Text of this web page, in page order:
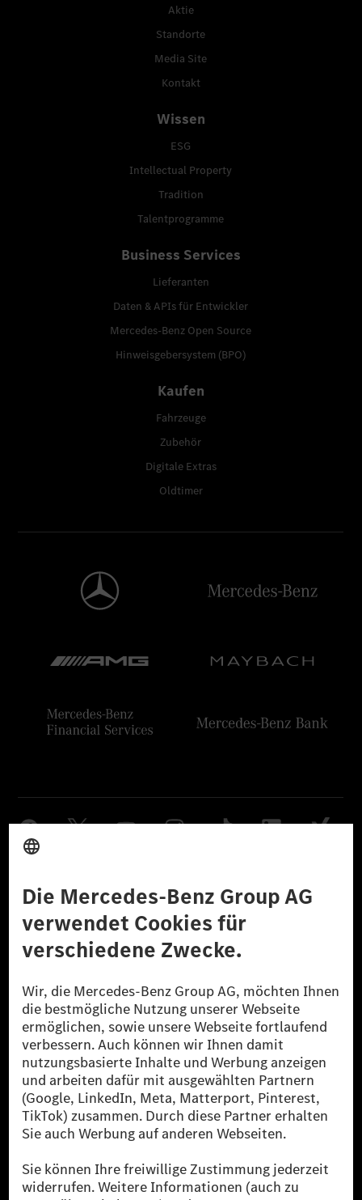
Aktie
Standorte
Media Site
Kontakt
Wissen
ESG
Intellectual Property
Tradition
Talentprogramme
Business Services
Lieferanten
Daten & APIs für Entwickler
Mercedes-Benz Open Source
Hinweisgebersystem (BPO)
Kaufen
Fahrzeuge
Zubehör
Digitale Extras
Oldtimer
Datenschutz Lizenzhinweise Dritter Barrierefreiheit
© 2026 Mercedes-Benz Group AG. Alle Rechte vorbehalten.
[1] Bilanziell CO₂-neutral bedeutet, dass nicht vermiedene oder nicht
reduzierte CO₂-Emissionen bei der Mercedes-Benz Group durch
zertifizierte Ausgleichsprojekte kompensiert werden.
[2] Renewable Charging ist ein integraler Bestandteil von MB.CHARGE
Public in Europa, den USA, Kanada und China. Sofern an der jeweiligen
Ladestation noch kein Strom aus erneuerbaren Energien vorliegt,
verwendet Renewable Charging Grünstromzertifikate*. Diese stellen
sicher, dass für Ladevorgänge über MB.CHARGE Public eine äquivalente
Strommenge aus erneuerbaren Energien ins Stromnetz eingespeist wird.
als sechs Jahre sind.
* Inkl. EKOenergy Ökolabel